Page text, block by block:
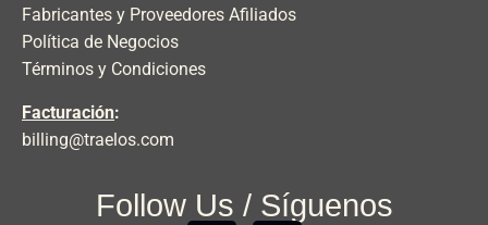
Fabricantes y Proveedores Afiliados
Política de Negocios
Términos y Condiciones
Facturación:
billing@traelos.com
Follow Us / Síguenos